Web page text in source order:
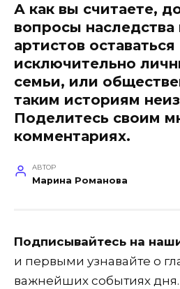
А как вы считаете,
вопросы наследства
артистов оставаться
исключительно
семьи, или
таким историям
Поделитесь своим
комментариях.
АВТОР
Марина Романова
Подписывайтесь на
и первыми узнавайте о
важнейших событиях дня.